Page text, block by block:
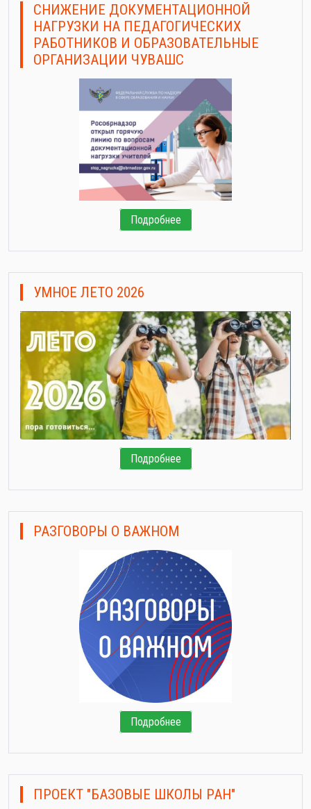
СНИЖЕНИЕ ДОКУМЕНТАЦИОННОЙ
НАГРУЗКИ НА ПЕДАГОГИЧЕСКИХ
РАБОТНИКОВ И ОБРАЗОВАТЕЛЬНЫЕ
ОРГАНИЗАЦИИ ЧУВАШС
Подробнее
УМНОЕ ЛЕТО 2026
Подробнее
РАЗГОВОРЫ О ВАЖНОМ
Подробнее
ПРОЕКТ "БАЗОВЫЕ ШКОЛЫ РАН"